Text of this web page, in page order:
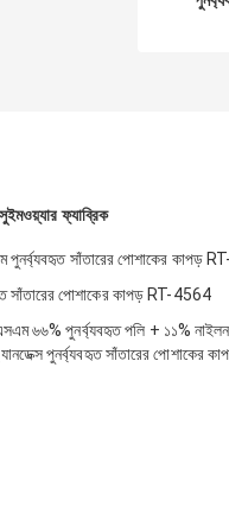
ফ্যাব্রিক
পুনর্ব্যবহৃত সাঁতারের পোশাকের কাপড়
সাঁতারের পোশাকের কাপড় RT-4564
৬৬% পুনর্ব্যবহৃত পলি + ১১%
পুনর্ব্যবহৃত সাঁতারের পোশাকের